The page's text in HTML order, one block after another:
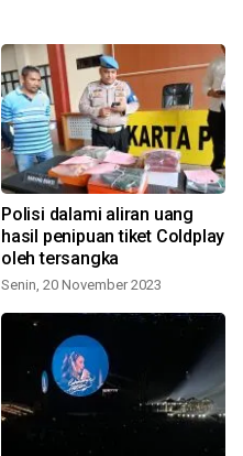
Polisi dalami aliran uang
hasil penipuan tiket Coldplay
oleh tersangka
Senin, 20 November 2023